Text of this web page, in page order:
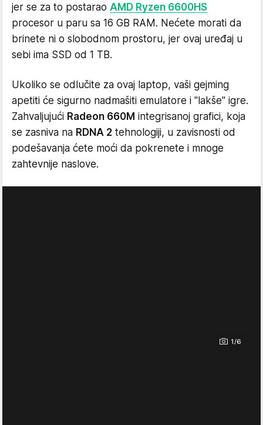
jer se za to postarao AMD Ryzen 6600HS
procesor u paru sa 16 GB RAM. Nećete morati da
brinete ni o slobodnom prostoru, jer ovaj uređaj u
sebi ima SSD od 1 TB.
Ukoliko se odlučite za ovaj laptop, vaši gejming
apetiti će sigurno nadmašiti emulatore i "lakše" igre.
Zahvaljujući Radeon 660M integrisanoj grafici, koja
se zasniva na RDNA 2 tehnologiji, u zavisnosti od
podešavanja ćete moći da pokrenete i mnoge
zahtevnije naslove.
1/6